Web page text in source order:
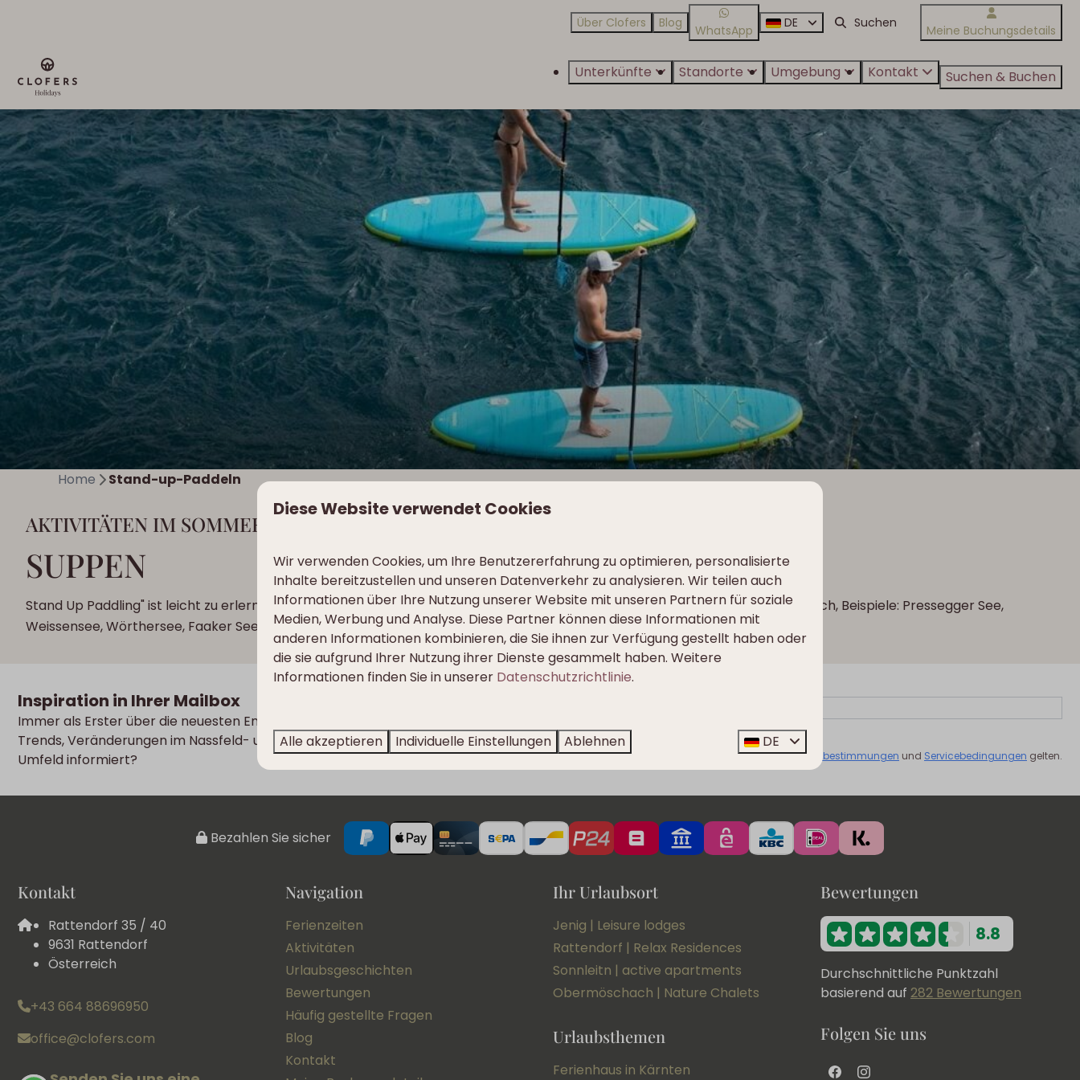
Über Clofers Blog WhatsApp DE Meine Buchungsdetails
Unterkünfte Standorte Umgebung Kontakt Suchen & Buchen
Home Stand-up-Paddeln
AKTIVITÄTEN IM SOMMER
SUPPEN
Stand Up Paddling" ist leicht zu erlernen und ein Spaß für Jung und Alt! Diese Aktivität ist auf fast allen Seen in der Region möglich, Beispiele: Pressegger See,
Weissensee, Wörthersee, Faaker See.
Inspiration in Ihrer Mailbox
Immer als Erster über die neuesten Entwicklungen,
Trends, Veränderungen im Nassfeld- und Clofers-
Umfeld informiert?
Abonnieren
Gesichert durch reCaptcha,Datenschutzbestimmungen und Servicebedingungen gelten.
Bezahlen Sie sicher
Kontakt
Rattendorf 35 / 40
9631 Rattendorf
Österreich
+43 664 88696950
office@clofers.com
Navigation
Ferienzeiten
Aktivitäten
Urlaubsgeschichten
Bewertungen
Häufig gestellte Fragen
Blog
Kontakt
Ihr Urlaubsort
Jenig | Leisure lodges
Rattendorf | Relax Residences
Sonnleitn | active apartments
Obermöschach | Nature Chalets
Urlaubsthemen
Ferienhaus in Kärnten
Bewertungen
8.8
Durchschnittliche Punktzahl
basierend auf 282 Bewertungen
Folgen Sie uns
Diese Website verwendet Cookies
Wir verwenden Cookies, um Ihre Benutzererfahrung zu optimieren, personalisierte
Inhalte bereitzustellen und unseren Datenverkehr zu analysieren. Wir teilen auch
Informationen über Ihre Nutzung unserer Website mit unseren Partnern für soziale
Medien, Werbung und Analyse. Diese Partner können diese Informationen mit
anderen Informationen kombinieren, die Sie ihnen zur Verfügung gestellt haben oder
die sie aufgrund Ihrer Nutzung ihrer Dienste gesammelt haben. Weitere
Informationen finden Sie in unserer Datenschutzrichtlinie.
Alle akzeptieren Individuelle Einstellungen Ablehnen DE